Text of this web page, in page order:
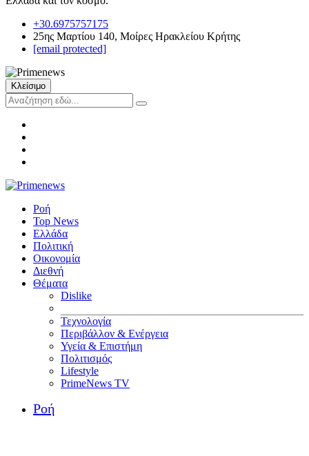
+30.6975757175
25ης Μαρτίου 140, Μοίρες Ηρακλείου Κρήτης
[email protected]
Κλείσιμο
Ροή
Top News
Ελλάδα
Πολιτική
Οικονομία
Διεθνή
Θέματα
Dislike
Τεχνολογία
Περιβάλλον & Ενέργεια
Υγεία & Επιστήμη
Πολιτισμός
Lifestyle
PrimeNews TV
Ροή